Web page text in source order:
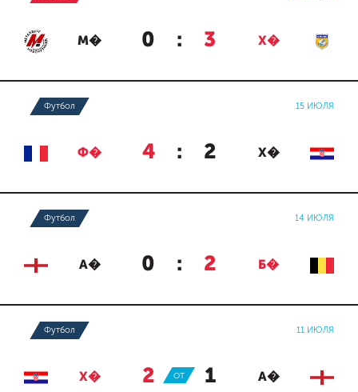
М� 0 : 3 Х�
Футбол 15 ИЮЛЯ
Ф� 4 : 2 Х�
Футбол 14 ИЮЛЯ
А� 0 : 2 Б�
Футбол 11 ИЮЛЯ
Х� 2 : 1 А�
ОТ